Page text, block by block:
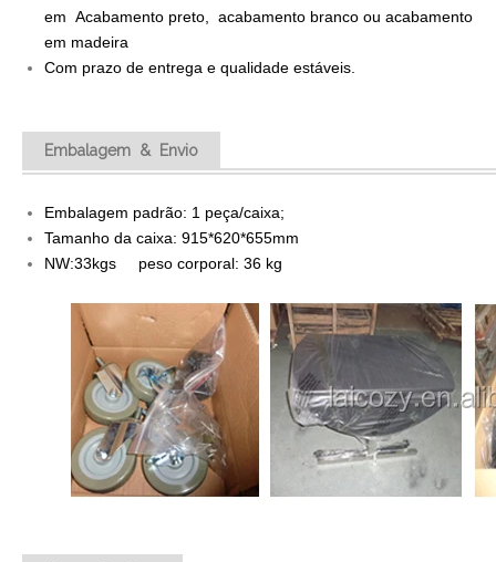
em Acabamento preto, acabamento branco ou acabamento
em madeira
Com prazo de entrega e qualidade estáveis.
Embalagem & Envio
Embalagem padrão: 1 peça/caixa;
Tamanho da caixa: 915*620*655mm
NW:33kgs peso corporal: 36 kg